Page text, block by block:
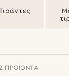
ΠΡΟΪΌΝΤΑ